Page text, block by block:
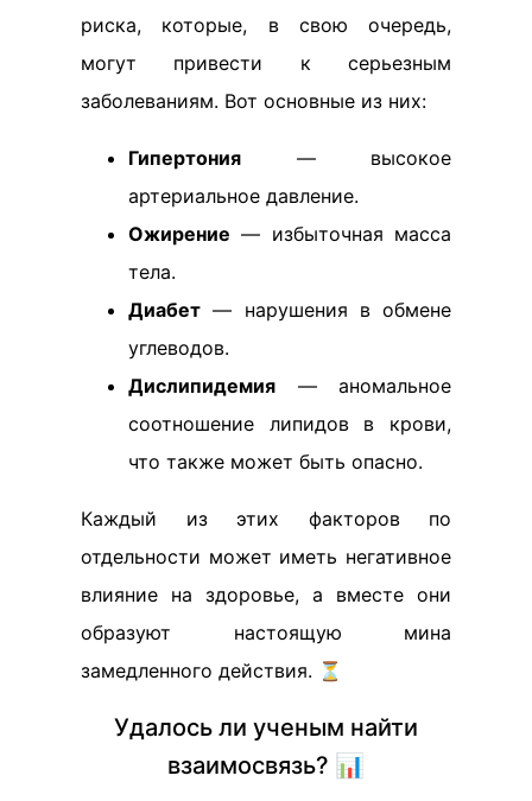
риска, которые, в свою очередь,
могут привести к серьезным
заболеваниям. Вот основные из них:
Гипертония — высокое
артериальное давление.
Ожирение — избыточная масса
тела.
Диабет — нарушения в обмене
углеводов.
Дислипидемия — аномальное
соотношение липидов в крови,
что также может быть опасно.
Каждый из этих факторов по
отдельности может иметь негативное
влияние на здоровье, а вместе они
образуют настоящую мина
замедленного действия. ⏳
Удалось ли ученым найти
взаимосвязь? 📊